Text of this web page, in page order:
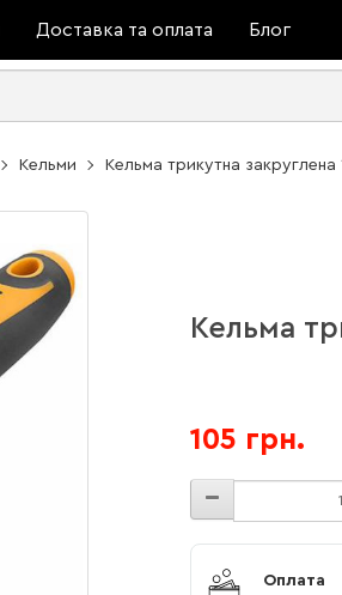
Доставка та оплата Блог
Кельми Кельма трикутна закруглена
Кельма
105 грн.
Оплата